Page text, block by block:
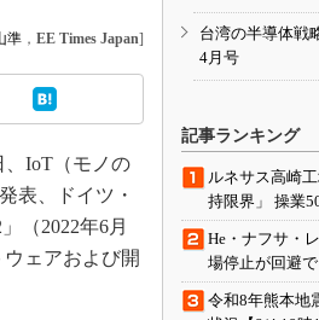
準 ， EE Times Japan]
、IoT（モノの
表、ドイツ・
（2022年6月
ェアおよび開
台湾の半導体
4月号
記事ランキング
ルネサス高崎
持限界」 操業
He・ナフサ・
場停止が回避
令和8年熊本地